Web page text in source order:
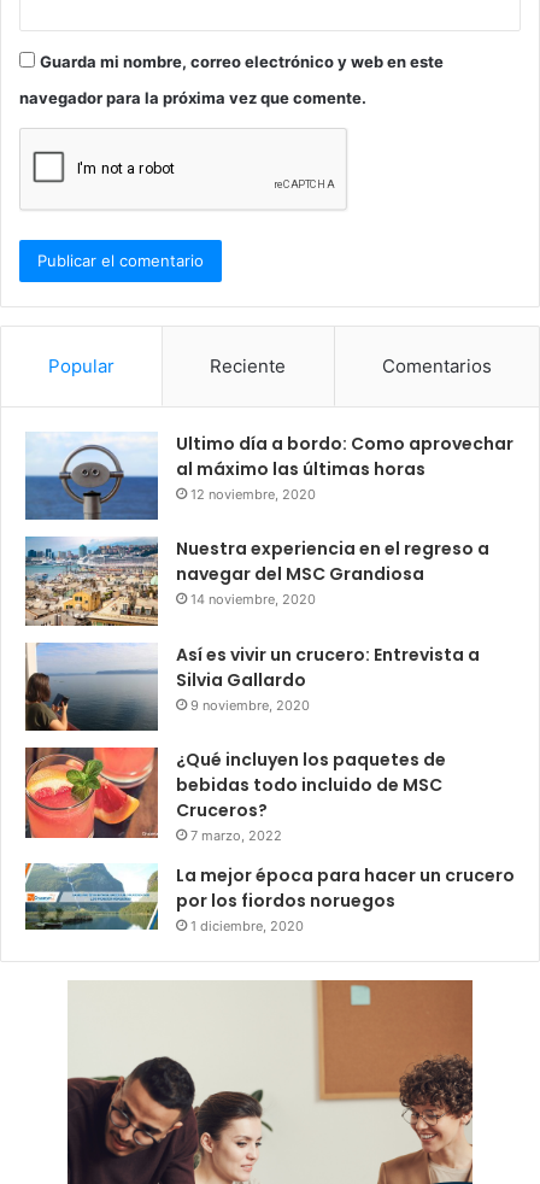
Guarda mi nombre, correo electrónico y web en este
navegador para la próxima vez que comente.
Popular Reciente Comentarios
Ultimo día a bordo: Como aprovechar
al máximo las últimas horas
12 noviembre, 2020
Nuestra experiencia en el regreso a
navegar del MSC Grandiosa
14 noviembre, 2020
Así es vivir un crucero: Entrevista a
Silvia Gallardo
9 noviembre, 2020
¿Qué incluyen los paquetes de
bebidas todo incluido de MSC
Cruceros?
7 marzo, 2022
La mejor época para hacer un crucero
por los fiordos noruegos
1 diciembre, 2020